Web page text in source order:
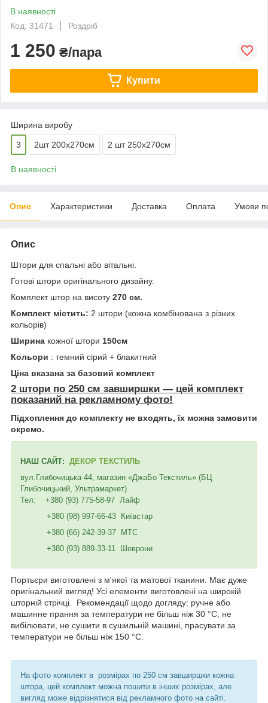
В наявності
Код: 31471
Роздріб
1 250 ₴/пара
Купити
Ширина виробу
3 2шт 200х270см 2 шт 250х270см
В наявності
Опис Характеристики Доставка Оплата Умови
Опис
Штори для спальні або вітальні.
Готові штори оригінального дизайну.
Комплект штор на висоту 270 см.
Комплект містить: 2 штори (кожна комбінована з різних
кольорів)
Ширина кожної штори 150см
Кольори : темний сірий + блакитний
Ціна вказана за базовий комплект
2 штори по 250 см завширшки — цей комплект
показаний на рекламному фото!
Підхоплення до комплекту не входять, їх можна замовити
окремо.
НАШ САЙТ: ДЕКОР ТЕКСТИЛЬ
вул.Глибочицька 44, магазин «ДжаБо Текстиль» (БЦ
Глибочицький, Ультрамаркет)
Тел: +380 (93) 775-58-97 Лайф
+380 (98) 997-66-43 Київстар
+380 (66) 242-39-37 МТС
+380 (93) 889-33-11 Шеврони
Портьєри виготовлені з м'якої та матової тканини. Має дуже
оригінальний вигляд! Усі елементи виготовлені на широкій
шторній стрічці. Рекомендації щодо догляду: ручне або
машинне прання за температури не більш ніж 30 °C, не
вибілювати, не сушити в сушильній машині, прасувати за
температури не більш ніж 150 °C.
На фото комплект в розмірах по 250 см завширшки кожна
штора, цей комплект можна пошити в інших розмірах, але
вигляд може відрізнятися від рекламного фото на сайті.